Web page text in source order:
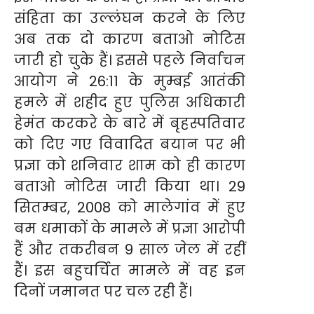
संहिता का उल्लंघन करने के लिए
अब तक दो कारण बताओ नोटिस
जारी हो चुके हैं। इससे पहले निर्वाचन
आयोग ने 26:11 के मुम्बई आतंकी
हमले में शहीद हुए पुलिस अधिकारी
हेमंत करकरे के बारे में बृहस्पतिवार
को दिए गए विवादित बयान पर भी
प्रज्ञा को शनिवार शाम को ही कारण
बताओ नोटिस जारी किया था। 29
सितम्बर, 2008 को मालेगांव में हुए
बम धमाकों के मामले में प्रज्ञा आरोपी
हैं और तकरीबन 9 साल जेल में रहीं
हैं। इस बहुचर्चित मामले में वह इन
दिनों जमानत पर चल रही हैं।